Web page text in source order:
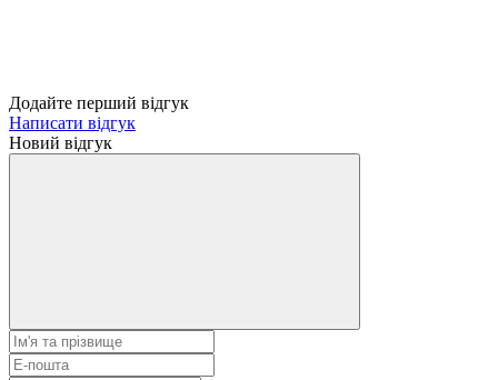
Додайте перший відгук
Написати відгук
Новий відгук